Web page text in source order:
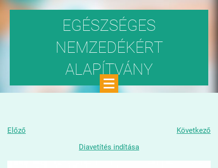
EGÉSZSÉGES
NEMZEDÉKÉRT
ALAPÍTVÁNY
Előző
Következő
Diavetítés indítása